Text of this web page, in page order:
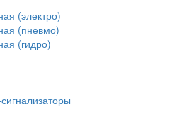
(электро)
(пневмо)
(гидро)